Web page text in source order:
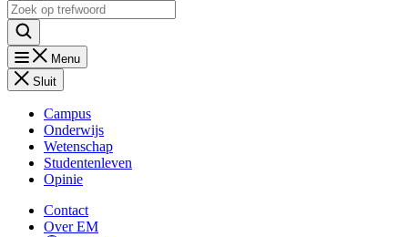
Menu
Sluit
Campus
Onderwijs
Wetenschap
Studentenleven
Opinie
Contact
Over EM